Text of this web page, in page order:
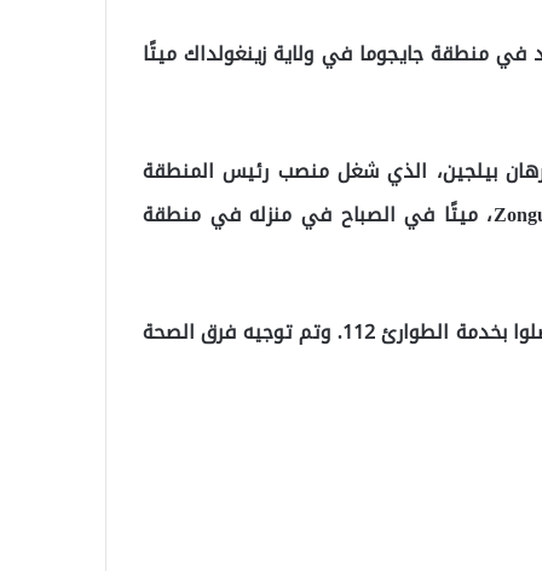
في منطقة جايجوما في ولاية زينغولداك ميتًا
بيلجين، الذي شغل منصب رئيس المنطقة
السابق لحزب الجيد في Çaycuma ومدير مقاطعة Zonguldak، ميتًا في الصباح في منزله في منطقة
وعندما وجدت عائلته إرهان بيلجين هامداً في المنزل، اتصلوا بخدمة الطوارئ 112. وتم توجيه فرق الصحة